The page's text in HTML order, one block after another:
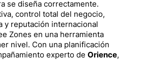
se diseña correctamente.
control total del negocio,
y reputación internacional
Zones en una herramienta
nivel. Con una planificación
experto de Orience,